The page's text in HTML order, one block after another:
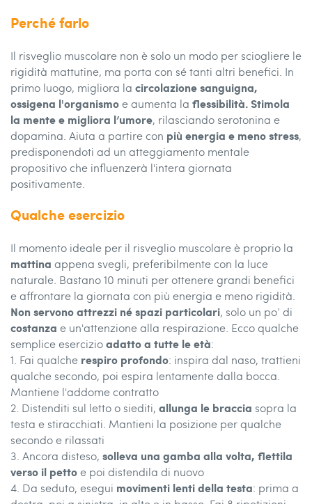
Perché farlo
Il risveglio muscolare non è solo un modo per sciogliere le
rigidità mattutine, ma porta con sé tanti altri benefici. In
primo luogo, migliora la circolazione sanguigna,
ossigena l'organismoe aumenta la flessibilità. Stimola
la mente e migliora l’umore, rilasciando serotonina e
dopamina. Aiuta a partire con più energia e meno stress,
predisponendoti ad un atteggiamento mentale
propositivo che influenzerà l'intera giornata
positivamente.
Qualche esercizio
Il momento ideale per il risveglio muscolare è proprio la
mattina appena svegli, preferibilmente con la luce
naturale. Bastano 10 minuti per ottenere grandi benefici
e affrontare la giornata con più energia e meno rigidità.
Non servono attrezzi né spazi particolari, solo un po’ di
costanza e un'attenzione alla respirazione. Ecco qualche
semplice esercizioadatto a tutte le età:
1. Fai qualche respiro profondo: inspira dal naso, trattieni
qualche secondo, poi espira lentamente dalla bocca.
Mantiene l'addome contratto
2. Distenditi sul letto o siediti, allunga le braccia sopra la
testa e stiracchiati. Mantieni la posizione per qualche
secondo e rilassati
3. Ancora disteso, solleva una gamba alla volta, flettila
verso il pettoe poi distendila di nuovo
4. Da seduto, esegui movimenti lenti della testa: prima a